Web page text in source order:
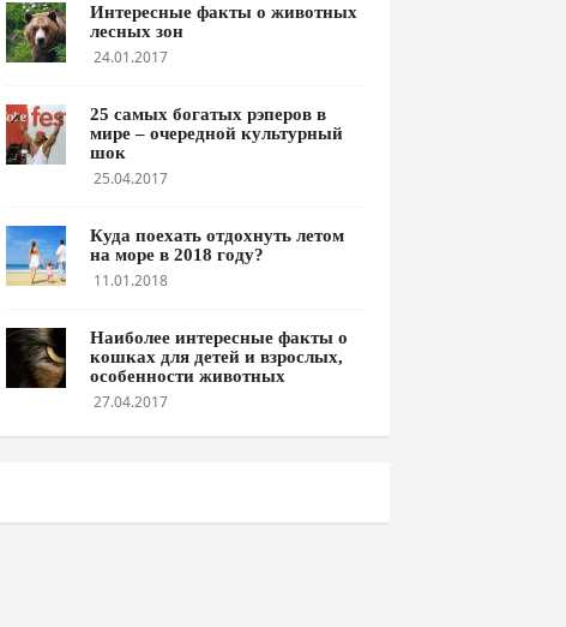
Интересные факты о животных
лесных зон
24.01.2017
25 самых богатых рэперов в
мире – очередной культурный
шок
25.04.2017
Куда поехать отдохнуть летом
на море в 2018 году?
11.01.2018
Наиболее интересные факты о
кошках для детей и взрослых,
особенности животных
27.04.2017